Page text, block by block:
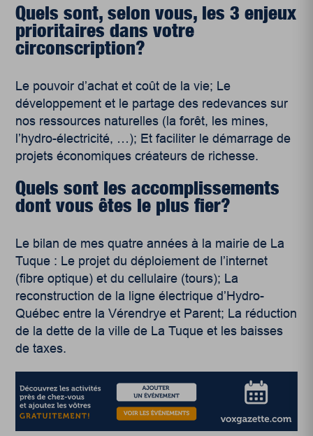
Quels sont, selon vous, les 3 enjeux
prioritaires dans votre
circonscription?
Le pouvoir d’achat et coût de la vie; Le
développement et le partage des redevances sur
nos ressources naturelles (la forêt, les mines,
l’hydro-électricité, …); Et faciliter le démarrage de
projets économiques créateurs de richesse.
Quels sont les accomplissements
dont vous êtes le plus fier?
Le bilan de mes quatre années à la mairie de La
Tuque : Le projet du déploiement de l’internet
(fibre optique) et du cellulaire (tours); La
reconstruction de la ligne électrique d’Hydro-
Québec entre la Vérendrye et Parent; La réduction
de la dette de la ville de La Tuque et les baisses
de taxes.